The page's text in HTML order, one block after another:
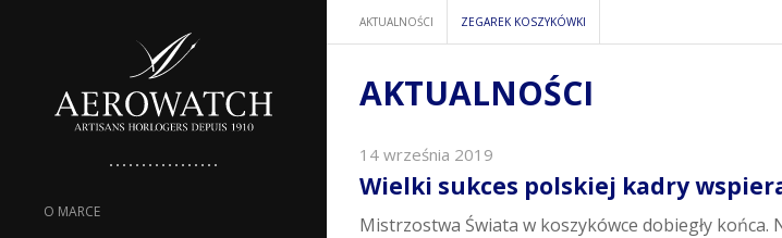
O MARCE
AKTUALNOŚCI ZEGAREK KOSZYKÓWKI
AKTUALNOŚCI
14 września 2019
Wielki sukces polskiej kadry
Mistrzostwa Świata w koszykówce dobiegły